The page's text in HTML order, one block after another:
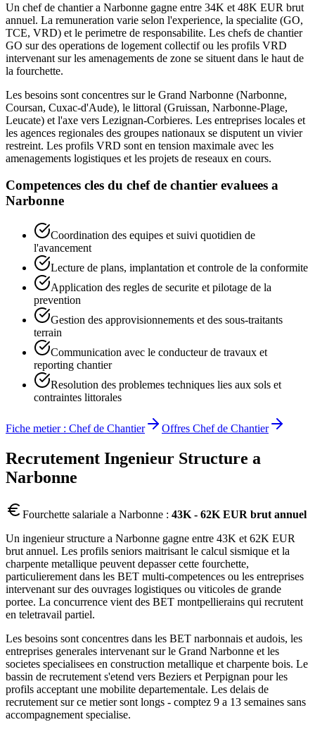
Un chef de chantier a Narbonne gagne entre 34K et 48K EUR brut
annuel. La remuneration varie selon l'experience, la specialite (GO,
TCE, VRD) et le perimetre de responsabilite. Les chefs de chantier
GO sur des operations de logement collectif ou les profils VRD
intervenant sur les amenagements de zone se situent dans le haut de
la fourchette.
Les besoins sont concentres sur le Grand Narbonne (Narbonne,
Coursan, Cuxac-d'Aude), le littoral (Gruissan, Narbonne-Plage,
Leucate) et l'axe vers Lezignan-Corbieres. Les entreprises locales et
les agences regionales des groupes nationaux se disputent un vivier
restreint. Les profils VRD sont en tension maximale avec les
amenagements logistiques et les projets de reseaux en cours.
Competences cles du chef de chantier evaluees a
Narbonne
Coordination des equipes et suivi quotidien de
l'avancement
Lecture de plans, implantation et controle de la conformite
Application des regles de securite et pilotage de la
prevention
Gestion des approvisionnements et des sous-traitants
terrain
Communication avec le conducteur de travaux et
reporting chantier
Resolution des problemes techniques lies aux sols et
contraintes littorales
Fiche metier : Chef de Chantier Offres Chef de Chantier
Recrutement Ingenieur Structure a
Narbonne
Fourchette salariale a Narbonne : 43K - 62K EUR brut annuel
Un ingenieur structure a Narbonne gagne entre 43K et 62K EUR
brut annuel. Les profils seniors maitrisant le calcul sismique et la
charpente metallique peuvent depasser cette fourchette,
particulierement dans les BET multi-competences ou les entreprises
intervenant sur des ouvrages logistiques ou viticoles de grande
portee. La concurrence vient des BET montpellierains qui recrutent
en teletravail partiel.
Les besoins sont concentres dans les BET narbonnais et audois, les
entreprises generales intervenant sur le Grand Narbonne et les
societes specialisees en construction metallique et charpente bois. Le
bassin de recrutement s'etend vers Beziers et Perpignan pour les
profils acceptant une mobilite departementale. Les delais de
recrutement sur ce metier sont longs - comptez 9 a 13 semaines sans
accompagnement specialise.